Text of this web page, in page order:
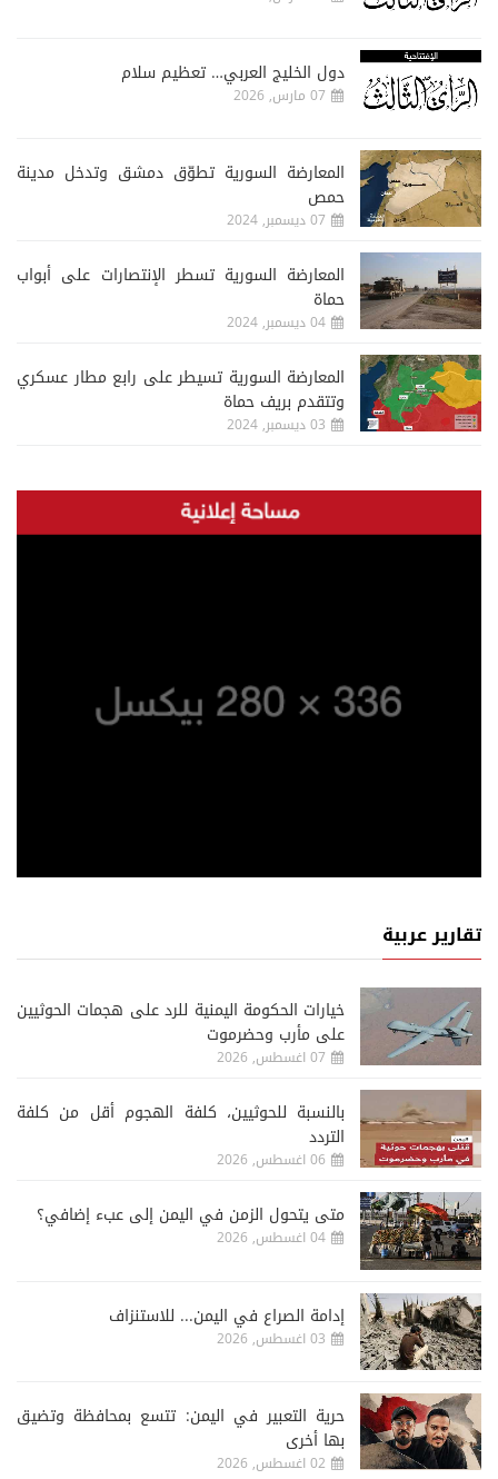
دول الخليج العربي… تعظيم سلام
07 مارس, 2026
المعارضة السورية تطوّق دمشق وتدخل مدينة
حمص
07 ديسمبر, 2024
المعارضة السورية تسطر الإنتصارات على أبواب
حماة
04 ديسمبر, 2024
المعارضة السورية تسيطر على رابع مطار عسكري
وتتقدم بريف حماة
03 ديسمبر, 2024
تقارير عربية
خيارات الحكومة اليمنية للرد على هجمات الحوثيين
على مأرب وحضرموت
07 اغسطس, 2026
‏بالنسبة للحوثيين، كلفة الهجوم أقل من كلفة
التردد
06 اغسطس, 2026
متى يتحول الزمن في اليمن إلى عبء إضافي؟
04 اغسطس, 2026
إدامة الصراع في اليمن... للاستنزاف
03 اغسطس, 2026
حرية التعبير في اليمن: تتسع بمحافظة وتضيق
بها أخرى
02 اغسطس, 2026